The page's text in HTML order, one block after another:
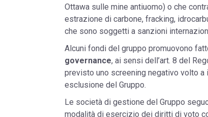
Ottawa sulle mine antiuomo) o che
estrazione di carbone, fracking,
che sono soggetti a sanzioni
Alcuni fondi del gruppo promuovono
governance, ai sensi dell’art. 8 del
previsto uno screening negativo volto
esclusione del Gruppo.
Le società di gestione del Gruppo
modalità di esercizio dei diritti di voto